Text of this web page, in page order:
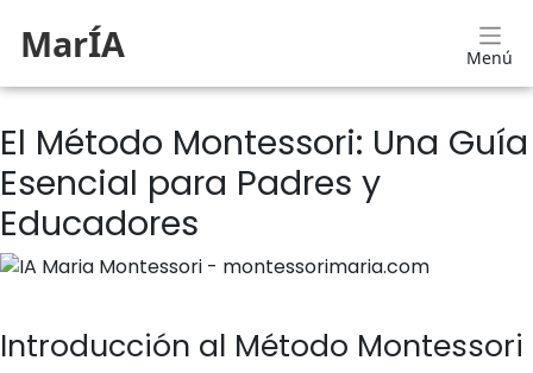
MarÍA Menú
El Método Montessori: Una Guía
Esencial para Padres y
Educadores
Introducción al Método Montessori